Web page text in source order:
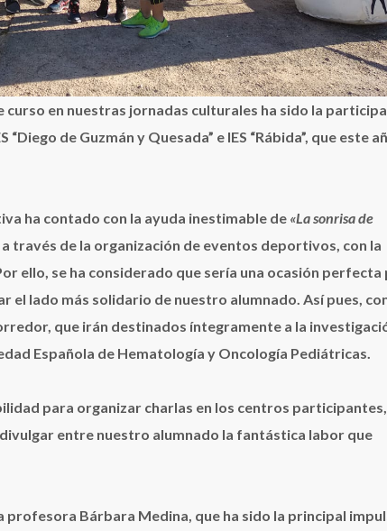
en nuestras jornadas culturales ha sido la
de Guzmán y Quesada” e IES “Rábida”, que este
ha contado con la ayuda inestimable de «La sonrisa de
través de la organización de eventos deportivos, con la
ello, se ha considerado que sería una ocasión perfecta
lado más solidario de nuestro alumnado. Así pues,
que irán destinados íntegramente a la
Española de Hematología y Oncología Pediátricas.
para organizar charlas en los centros
entre nuestro alumnado la fantástica labor que
Bárbara Medina, que ha sido la principal